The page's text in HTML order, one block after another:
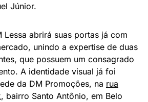
Júnior.
Lessa abrirá suas portas já com
unindo a expertise de duas
que possuem um consagrado
A identidade visual já foi
da DM Promoções, na rua
, bairro Santo Antônio, em Belo